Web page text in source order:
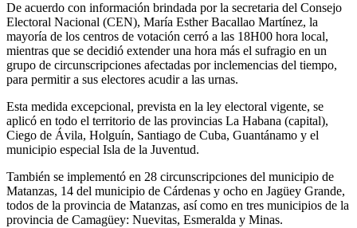
De acuerdo con información brindada por la secretaria del Consejo
Electoral Nacional (CEN), María Esther Bacallao Martínez, la
mayoría de los centros de votación cerró a las 18H00 hora local,
mientras que se decidió extender una hora más el sufragio en un
grupo de circunscripciones afectadas por inclemencias del tiempo,
para permitir a sus electores acudir a las urnas.
Esta medida excepcional, prevista en la ley electoral vigente, se
aplicó en todo el territorio de las provincias La Habana (capital),
Ciego de Ávila, Holguín, Santiago de Cuba, Guantánamo y el
municipio especial Isla de la Juventud.
También se implementó en 28 circunscripciones del municipio de
Matanzas, 14 del municipio de Cárdenas y ocho en Jagüey Grande,
todos de la provincia de Matanzas, así como en tres municipios de la
provincia de Camagüey: Nuevitas, Esmeralda y Minas.